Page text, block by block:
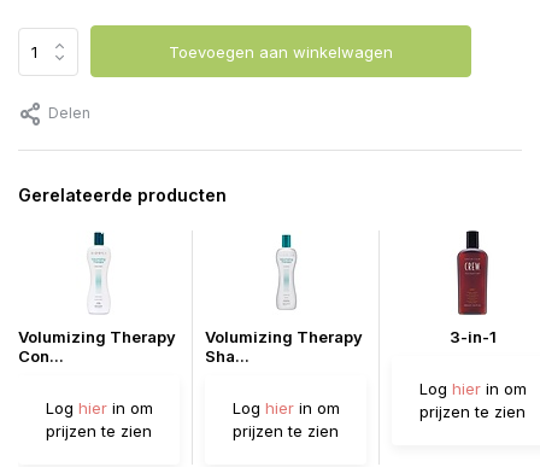
Toevoegen aan winkelwagen
Delen
Gerelateerde producten
Volumizing Therapy
Con...
Log hierin om
prijzen te zien
Volumizing Therapy
Sha...
Log hierin om
prijzen te zien
3-in-1
Log hierin om
prijzen te zien